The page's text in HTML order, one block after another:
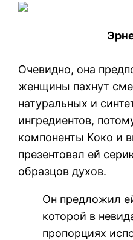
Очевидно, она
женщины пахнут
натуральных и
ингредиентов,
компоненты Коко и
презентовал ей
образцов духов.
Он предложил
которой в
пропорциях